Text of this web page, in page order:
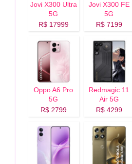
Jovi X300 Ultra
5G
R$ 17999
Jovi X300 FE
5G
R$ 7199
Oppo A6 Pro
5G
R$ 2799
Redmagic 11
Air 5G
R$ 4299